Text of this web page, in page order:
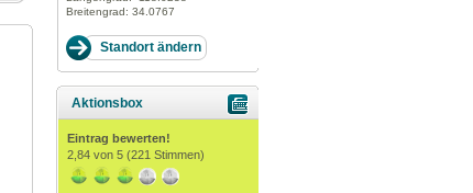
Breitengrad: 34.0767
Aktionsbox
Eintrag bewerten!
2,84 von 5 (221 Stimmen)